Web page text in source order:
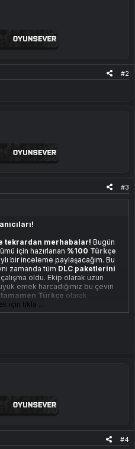
#2
#3
tekrardan merhabalar! Bugün
için hazırlanan %100 Türkçe
bir inceleme paylaşacağım. Bu
zamanda tüm DLC paketlerini
oldu. Ekip olarak uzun
emek harcadığımız bu çeviri
tamamen Türkçe olarak
sürümleriyle tamamen
hangi platformdan oynarsanız
Türkçeye çevirebilirsiniz.
görevler, açıklamalar
. Özellikle
için tıkla ...
#4